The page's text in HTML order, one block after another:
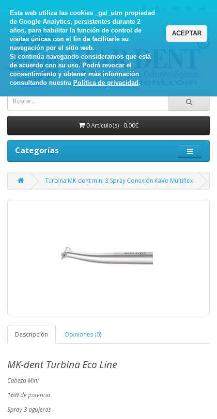
Esta web utiliza las cookies _ga/_utm propiedad
de Google Analytics, persistentes durante 2
años, para habilitar la función de control de
visitas únicas con el fin de facilitarle su
navegación por el sitio web.
Si continúa navegando consideramos que está
de acuerdo con su uso. Podrá revocar el
consentimiento y obtener más información
consultando nuestra Política de privacidad.
ACEPTAR
0 Artículo(s) - 0.00€
Categorías
Turbina MK-dent mini 3 Spray Conexión KaVo Multiflex
Descripción Opiniones (0)
MK-dent Turbina Eco Line
Cabeza Mini
16W de potencia
Spray 3 agujeros